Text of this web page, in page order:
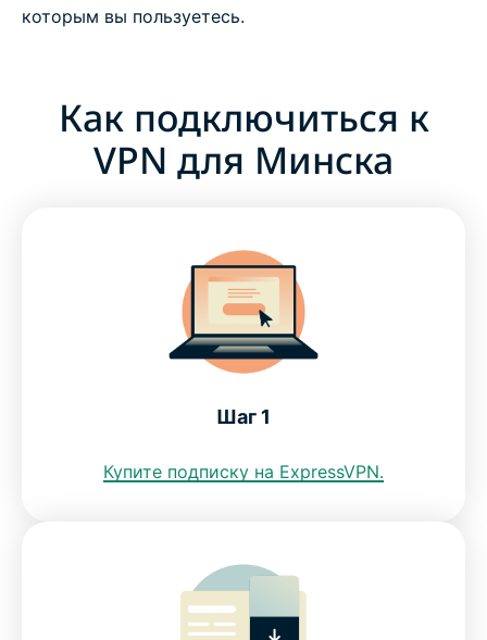
которым вы пользуетесь.
Как подключиться к
VPN для Минска
Шаг 1
Купите подписку на ExpressVPN.